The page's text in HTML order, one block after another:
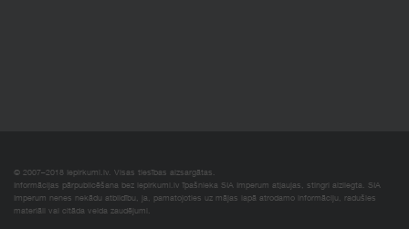
© 2007–2018 Iepirkumi.lv. Visas tiesības aizsargātas.
Informācijas pārpublicēšana bez iepirkumi.lv īpašnieka SIA Imperum atļaujas, stingri aizliegta. SIA
Imperum nenes nekādu atbildību, ja, pamatojoties uz mājas lapā atrodamo informāciju, radušies
materiāli vai citāda veida zaudējumi.